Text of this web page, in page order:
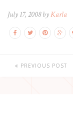
July 17, 2008 byKarla
PREVIOUS POST